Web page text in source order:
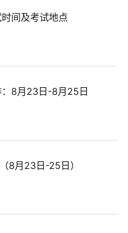
间及考试地点
8月23日-8月25日
8月23日-25日）